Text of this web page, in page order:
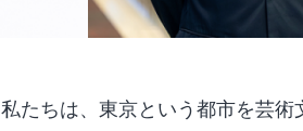
私たちは、東京という都市を芸術